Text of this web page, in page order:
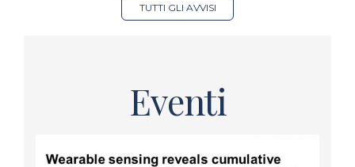
TUTTI GLI AVVISI
Eventi